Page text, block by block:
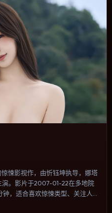
悚影视作，由忻钰坤执导，娜塔
演。影片于2007-01-22在多地院
，适合喜欢惊悚类型、关注人